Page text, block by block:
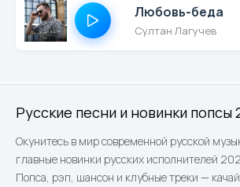
Русские песни и новинки попсы
Окунитесь в мир современной русской
главные новинки русских исполнителей
Попса, рэп, шансон и клубные треки —
Любовь-беда
Султан Лагучев